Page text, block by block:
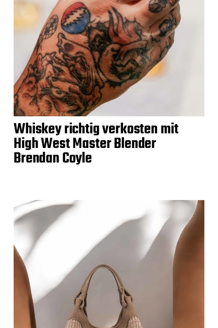
Whiskey richtig verkosten mit
High West Master Blender
Brendan Coyle